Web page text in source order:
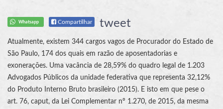
Whatsapp Compartilhar tweet
Atualmente, existem 344 cargos vagos de Procurador do Estado de
São Paulo, 174 dos quais em razão de aposentadorias e
exonerações. Uma vacância de 28,59% do quadro legal de 1.203
Advogados Públicos da unidade federativa que representa 32,12%
do Produto Interno Bruto brasileiro (2015). E isto em que pese o
art. 76, caput, da Lei Complementar nº 1.270, de 2015, da mesma